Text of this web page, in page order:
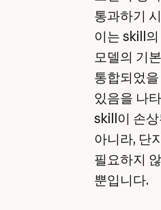
통과하기
이는 skill의
모델의 기
통합되었을
있음을 나
skill이 손상
아니라, 단
필요하지
뿐입니다.